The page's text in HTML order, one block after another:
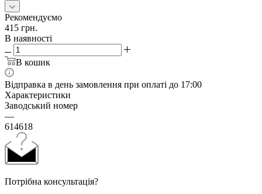
Рекомендуємо
415 грн.
В наявності
В кошик
Відправка в день замовлення при оплаті до 17:00
Характеристики
Заводський номер
—
614618
Потрібна консультація?